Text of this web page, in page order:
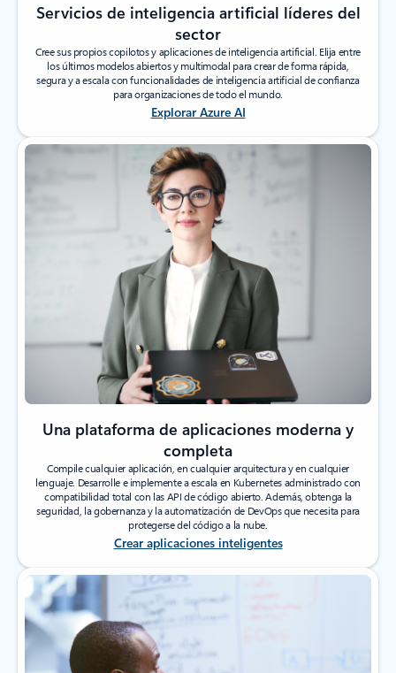
Servicios de inteligencia artificial líderes del
sector
Cree sus propios copilotos y aplicaciones de inteligencia artificial. Elija entre
los últimos modelos abiertos y multimodal para crear de forma rápida,
segura y a escala con funcionalidades de inteligencia artificial de confianza
para organizaciones de todo el mundo.
Explorar Azure AI
Una plataforma de aplicaciones moderna y
completa
Compile cualquier aplicación, en cualquier arquitectura y en cualquier
lenguaje. Desarrolle e implemente a escala en Kubernetes administrado con
compatibilidad total con las API de código abierto. Además, obtenga la
seguridad, la gobernanza y la automatización de DevOps que necesita para
protegerse del código a la nube.
Crear aplicaciones inteligentes